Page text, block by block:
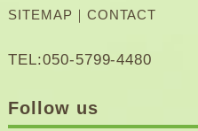
SITEMAP ｜ CONTACT
TEL:050-5799-4480
Follow us